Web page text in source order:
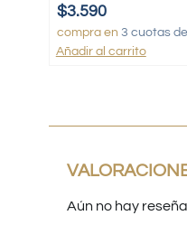
$3.590
compra en 3 cuotas
Añadir al carrito
Aún no hay